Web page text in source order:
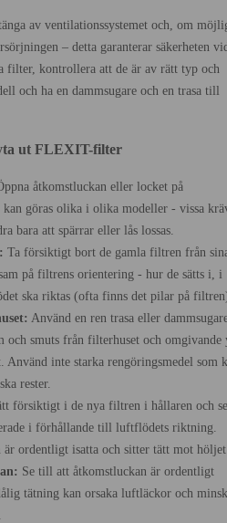
av ventilationssystemet och, om
– detta garanterar säkerheten
filter, kontrollera att de är av rätt typ och
och ha en dammsugare och en trasa till
ut FLEXIT-filter
åtkomstluckan eller locket på
kan göras olika i olika modeller - vissa
bara att spärrar eller lås lossas.
Ta försiktigt bort de gamla filtren från
på filtrens orientering - hur de sätts i, i
ska riktas (ofta finns det pilar på
Använd en ren trasa eller
och smuts från filterhuset och omgivande
Använd inte starka rengöringsmedel som
rester.
försiktigt i de nya filtren i hållaren och
i förhållande till luftflödets riktning.
ordentligt isatta och sitter tätt mot
Se till att åtkomstluckan är ordentligt
tätning kan orsaka luftläckor och